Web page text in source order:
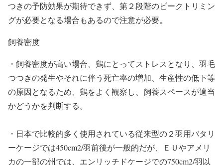
つきの予防効果が期待できず、第２段階のビークトリミン
グが必要となる場合もあるので注意が必要。
飼養密度
・飼養密度が高い場合、鶏にとってストレスとなり、羽毛
つつきの発生やそれに伴う死亡率の増加、生産性の低下等
の原因となるため、鶏をよく観察し、飼養スペースが適当
かどうかを判断する。
・日本で比較的多く使用されている従来型の２羽用バタリ
ーケージでは450cm2/羽前後が一般的だが、ＥＵやアメリ
カの一部の州では、エンリッチドケージでの750cm2/羽以